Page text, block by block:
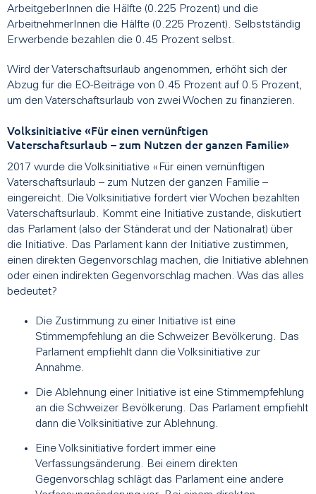
ArbeitgeberInnen die Hälfte (0.225 Prozent) und die
ArbeitnehmerInnen die Hälfte (0.225 Prozent). Selbstständig
Erwerbende bezahlen die 0.45 Prozent selbst.
Wird der Vaterschaftsurlaub angenommen, erhöht sich der
Abzug für die EO-Beiträge von 0.45 Prozent auf 0.5 Prozent,
um den Vaterschaftsurlaub von zwei Wochen zu finanzieren.
Volksinitiative «Für einen vernünftigen
Vaterschaftsurlaub – zum Nutzen der ganzen Familie»
2017 wurde die Volksinitiative «Für einen vernünftigen
Vaterschaftsurlaub – zum Nutzen der ganzen Familie –
eingereicht. Die Volksinitiative fordert vier Wochen bezahlten
Vaterschaftsurlaub. Kommt eine Initiative zustande, diskutiert
das Parlament (also der Ständerat und der Nationalrat) über
die Initiative. Das Parlament kann der Initiative zustimmen,
einen direkten Gegenvorschlag machen, die Initiative ablehnen
oder einen indirekten Gegenvorschlag machen. Was das alles
bedeutet?
Die Zustimmung zu einer Initiative ist eine
Stimmempfehlung an die Schweizer Bevölkerung. Das
Parlament empfiehlt dann die Volksinitiative zur
Annahme.
Die Ablehnung einer Initiative ist eine Stimmempfehlung
an die Schweizer Bevölkerung. Das Parlament empfiehlt
dann die Volksinitiative zur Ablehnung.
Eine Volksinitiative fordert immer eine
Verfassungsänderung. Bei einem direkten
Gegenvorschlag schlägt das Parlament eine andere